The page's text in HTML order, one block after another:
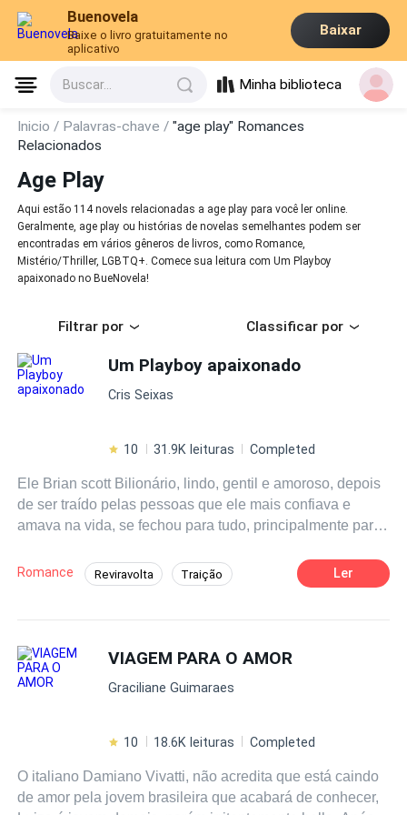
Buenovela
Baixe o livro gratuitamente no
aplicativo
Baixar
Buscar... Minha biblioteca
Inicio / Palavras-chave /"age play" Romances
Relacionados
Age Play
Aqui estão 114 novels relacionadas a age play para você ler online.
Geralmente, age play ou histórias de novelas semelhantes podem ser
encontradas em vários gêneros de livros, como Romance,
Mistério/Thriller, LGBTQ+. Comece sua leitura com Um Playboy
apaixonado no BueNovela!
Filtrar por Classificar por
Um Playboy apaixonado
Cris Seixas
10 31.9K leituras Completed
Ele Brian scott Bilionário, lindo, gentil e amoroso, depois
de ser traído pelas pessoas que ele mais confiava e
amava na vida, se fechou para tudo, principalmente para
boemia, porém Isso até seu caminho cruzar
acidentalmente com o da pequena Ivy, que já comeu o
pessoas quebradas pela vida? Até chegarem ao seu
''FELIZES PARA SEMPRE'', terão muito a enfrentar.
Vamos descobrir aonde essa linda história chegará?...
Romance Reviravolta Traição Ler
VIAGEM PARA O AMOR
Graciliane Guimaraes
10 18.6K leituras Completed
O italiano Damiano Vivatti, não acredita que está caindo
de amor pela jovem brasileira que acabará de conhecer,